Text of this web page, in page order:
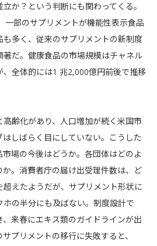
か？という判断にも関わってくる。
一部のサプリメントが機能性表示食品
も多く、従来のサプリメントの新制度
著だ。健康食品の市場規模はチャネル
、全体的には1 兆2,000億円前後で推移
齢化があり、人口増加が続く米国市
しばらく目にしていない。こうした
場の今後はどうか。各団体はどのよ
か。消費者庁の届け出受理件数は、ど
超えたようだが、サプリメント形状に
の半分にも及ばない。制度設計で
、来春にエキス類のガイドラインが出
プリメントの移行に失敗すると、